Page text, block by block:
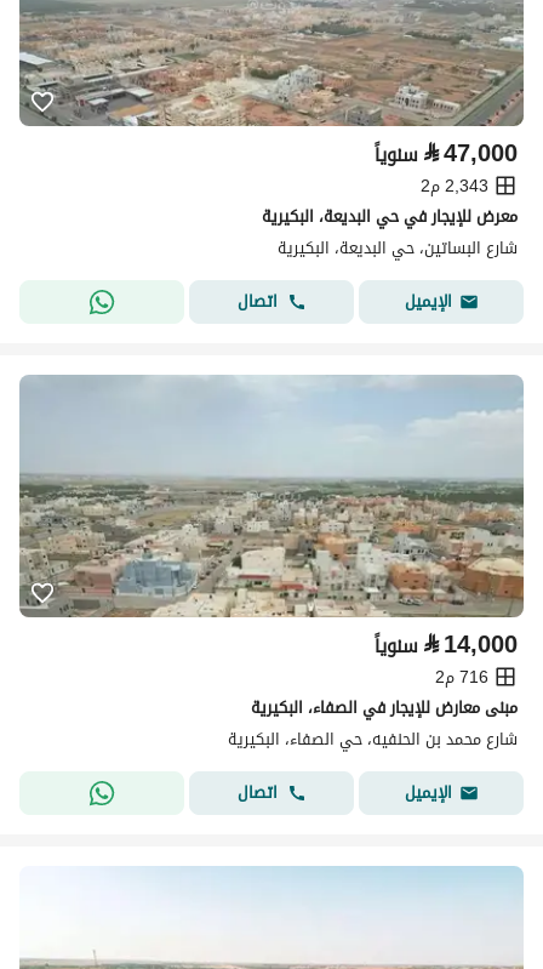
⃁47,000 سنوياً
2,343 م2
معرض للإيجار في حي البديعة، البكيرية
شارع البساتين، حي البديعة، البكيرية
الإيميل
اتصال
⃁14,000 سنوياً
716 م2
مبنى معارض للإيجار في الصفاء، البكيرية
شارع محمد بن الحنفيه، حي الصفاء، البكيرية
الإيميل
اتصال